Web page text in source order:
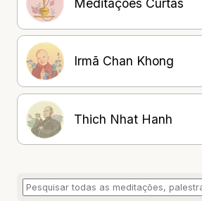
Meditações Curtas
Irmã Chan Khong
Thich Nhat Hanh